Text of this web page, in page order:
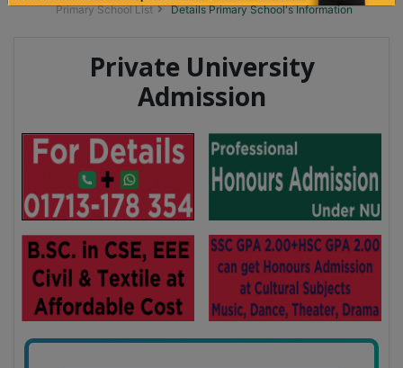
Primary School List
Details Primary School's Information
Private University
Admission